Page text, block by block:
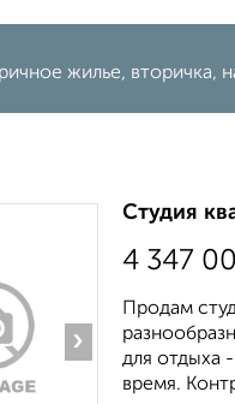
жилье,
›
Студия
4 347
Продам
для отдыха
время.